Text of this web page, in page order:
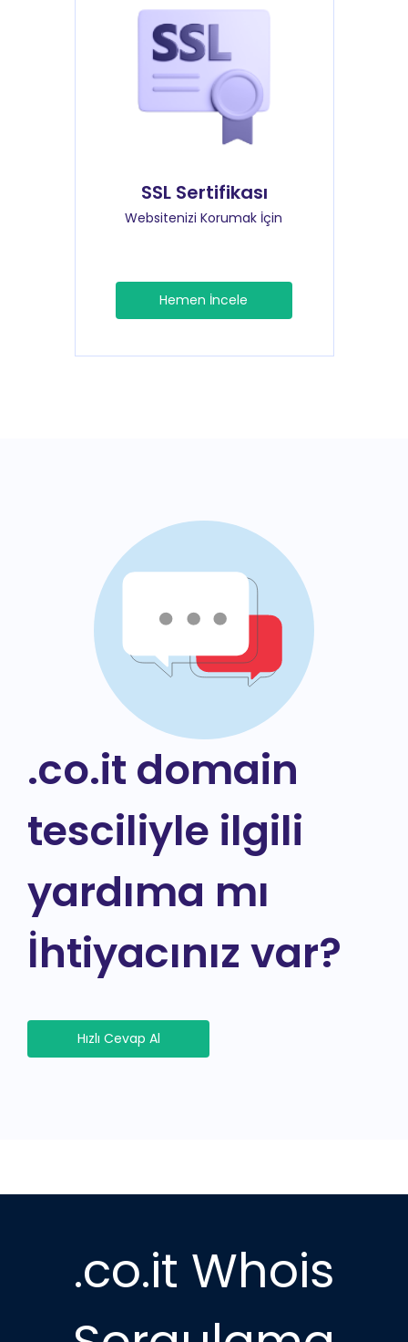
SSL Sertifikası
Websitenizi Korumak İçin
Hemen İncele
.co.it domain
tesciliyle ilgili
yardıma mı
İhtiyacınız var?
Hızlı Cevap Al
.co.it Whois